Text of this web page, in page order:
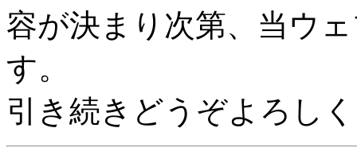
容が決まり次第、当ウ
す。
引き続きどうぞよろし